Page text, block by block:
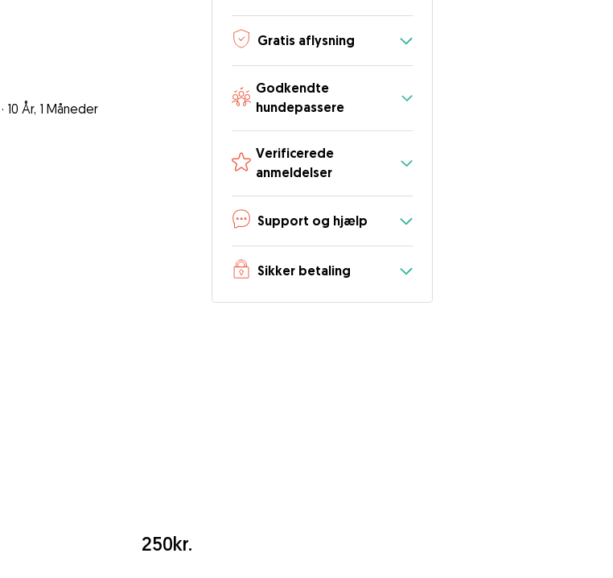
· 10 År, 1 Måneder
250kr.
Gratis aflysning
Godkendte
hundepassere
Verificerede
anmeldelser
Support og hjælp
Sikker betaling